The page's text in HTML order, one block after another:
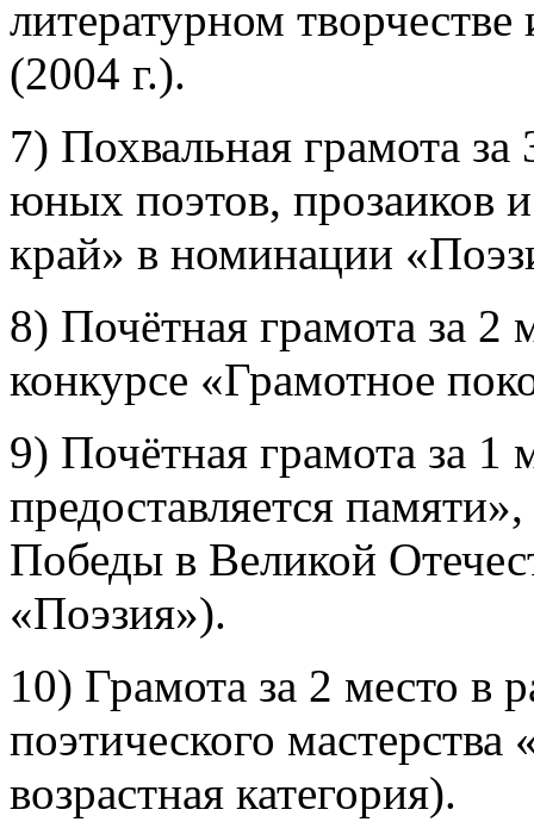
литературном
(2004 г.).
7) Похвальная грамота
юных поэтов, прозаиков
край» в номинации
8) Почётная грамота за 2
конкурсе «Грамотное
9) Почётная грамота за 1
предоставляется
Победы в Великой
«Поэзия»).
10) Грамота за 2 место в
поэтического
возрастная категория).